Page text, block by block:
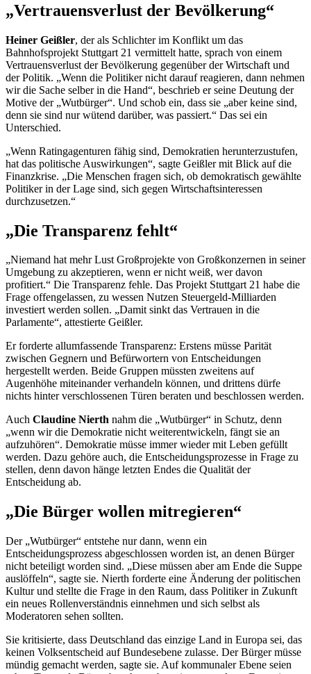
„Vertrauensverlust der Bevölkerung“
Heiner Geißler, der als Schlichter im Konflikt um das
Bahnhofsprojekt Stuttgart 21 vermittelt hatte, sprach von einem
Vertrauensverlust der Bevölkerung gegenüber der Wirtschaft und
der Politik. „Wenn die Politiker nicht darauf reagieren, dann nehmen
wir die Sache selber in die Hand“, beschrieb er seine Deutung der
Motive der „Wutbürger“. Und schob ein, dass sie „aber keine sind,
denn sie sind nur wütend darüber, was passiert.“ Das sei ein
Unterschied.
„Wenn Ratingagenturen fähig sind, Demokratien herunterzustufen,
hat das politische Auswirkungen“, sagte Geißler mit Blick auf die
Finanzkrise. „Die Menschen fragen sich, ob demokratisch gewählte
Politiker in der Lage sind, sich gegen Wirtschaftsinteressen
durchzusetzen.“
„Die Transparenz fehlt“
„Niemand hat mehr Lust Großprojekte von Großkonzernen in seiner
Umgebung zu akzeptieren, wenn er nicht weiß, wer davon
profitiert.“ Die Transparenz fehle. Das Projekt Stuttgart 21 habe die
Frage offengelassen, zu wessen Nutzen Steuergeld-Milliarden
investiert werden sollen. „Damit sinkt das Vertrauen in die
Parlamente“, attestierte Geißler.
Er forderte allumfassende Transparenz: Erstens müsse Parität
zwischen Gegnern und Befürwortern von Entscheidungen
hergestellt werden. Beide Gruppen müssten zweitens auf
Augenhöhe miteinander verhandeln können, und drittens dürfe
nichts hinter verschlossenen Türen beraten und beschlossen werden.
Auch Claudine Nierth nahm die „Wutbürger“ in Schutz, denn
„wenn wir die Demokratie nicht weiterentwickeln, fängt sie an
aufzuhören“. Demokratie müsse immer wieder mit Leben gefüllt
werden. Dazu gehöre auch, die Entscheidungsprozesse in Frage zu
stellen, denn davon hänge letzten Endes die Qualität der
Entscheidung ab.
„Die Bürger wollen mitregieren“
Der „Wutbürger“ entstehe nur dann, wenn ein
Entscheidungsprozess abgeschlossen worden ist, an denen Bürger
nicht beteiligt worden sind. „Diese müssen aber am Ende die Suppe
auslöffeln“, sagte sie. Nierth forderte eine Änderung der politischen
Kultur und stellte die Frage in den Raum, dass Politiker in Zukunft
ein neues Rollenverständnis einnehmen und sich selbst als
Moderatoren sehen sollten.
Sie kritisierte, dass Deutschland das einzige Land in Europa sei, das
keinen Volksentscheid auf Bundesebene zulasse. Der Bürger müsse
mündig gemacht werden, sagte sie. Auf kommunaler Ebene seien